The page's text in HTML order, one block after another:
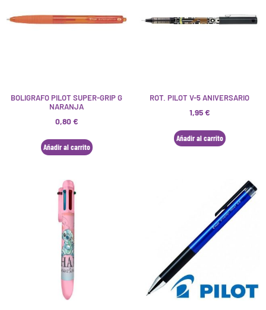
BOLIGRAFO PILOT SUPER-GRIP G
NARANJA
0,80€
Añadir al carrito
ROT. PILOT V-5 ANIVERSARIO
1,95€
Añadir al carrito